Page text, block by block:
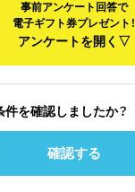
事前アンケート回答で
電子ギフト券プレゼント！
アンケートを開く▽
件を確認しましたか？
確認する